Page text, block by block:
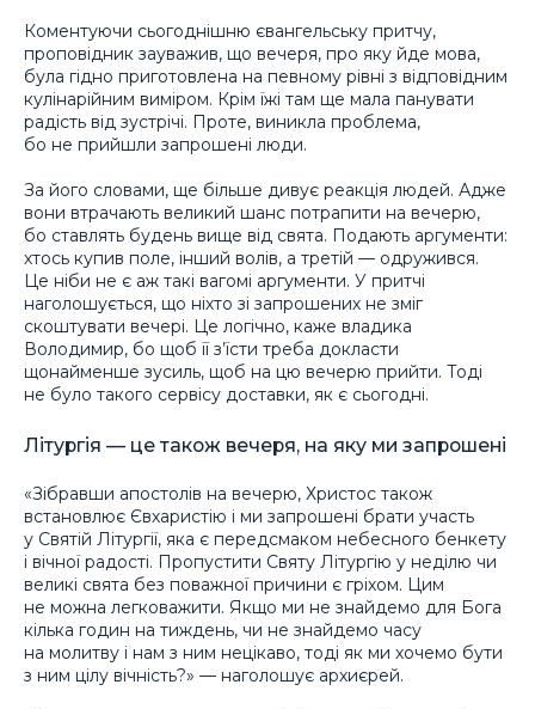
Коментуючи сьогоднішню євангельську притчу,
проповідник зауважив, що вечеря, про яку йде мова,
була гідно приготовлена на певному рівні з відповідним
кулінарійним виміром. Крім їжі там ще мала панувати
радість від зустрічі. Проте, виникла проблема,
бо не прийшли запрошені люди.
За його словами, ще більше дивує реакція людей. Адже
вони втрачають великий шанс потрапити на вечерю,
бо ставлять будень вище від свята. Подають аргументи:
хтось купив поле, інший волів, а третій — одружився.
Це ніби не є аж такі вагомі аргументи. У притчі
наголошується, що ніхто зі запрошених не зміг
скоштувати вечері. Це логічно, каже владика
Володимир, бо щоб її з’їсти треба докласти
щонайменше зусиль, щоб на цю вечерю прийти. Тоді
не було такого сервісу доставки, як є сьогодні.
Літургія — це також вечеря, на яку ми запрошені
«Зібравши апостолів на вечерю, Христос також
встановлює Євхаристію і ми запрошені брати участь
у Святій Літургії, яка є передсмаком небесного бенкету
і вічної радості. Пропустити Святу Літургію у неділю чи
великі свята без поважної причини є гріхом. Цим
не можна легковажити. Якщо ми не знайдемо для Бога
кілька годин на тиждень, чи не знайдемо часу
на молитву і нам з ним нецікаво, тоді як ми хочемо бути
з ним цілу вічність?» — наголошує архиєрей.